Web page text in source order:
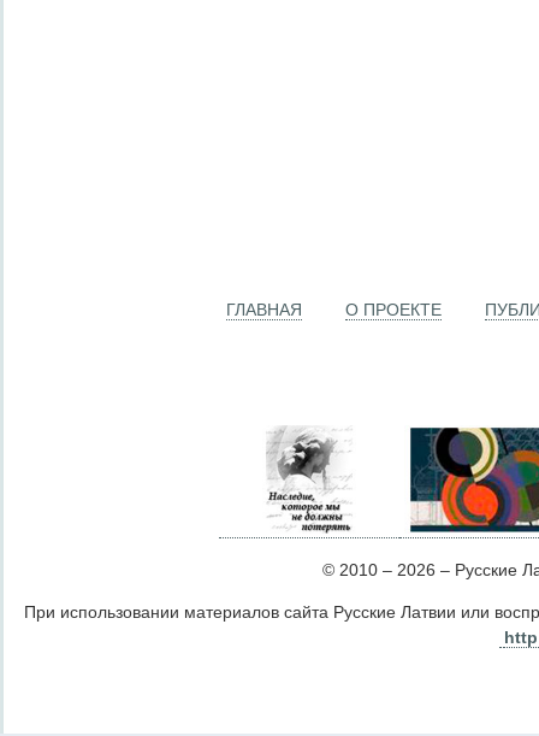
ГЛАВНАЯ О ПРОЕКТЕ
© 2010 – 2026 – Русские
При использовании материалов сайта Русские Латвии или